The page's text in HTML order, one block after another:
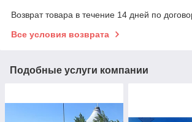
Возврат товара в течение 14 дней по
Все условия возврата
Подобные услуги компании